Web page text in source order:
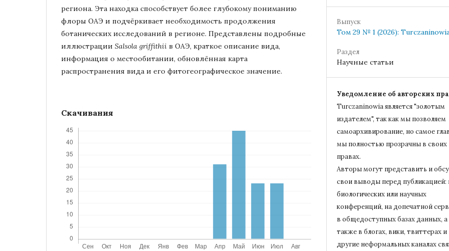
региона. Эта находка способствует более глубокому пониманию
флоры ОАЭ и подчёркивает необходимость продолжения
ботанических исследований в регионе. Представлены подробные
иллюстрации Salsola griffithii в ОАЭ, краткое описание вида,
информация о местообитании, обновлённая карта
распространения вида и его фитогеографическое значение.
Скачивания
Выпуск
Том 29 № 1 (2026):
Раздел
Научные статьи
Уведомление об авторских
Turczaninowiа является "золотым
издателем", так как мы позволяем
самоархивирование, но самое
мы полностью прозрачны в своих
правах.
Авторы могут представить и
свои выводы перед публикацией:
биологических или научных
конференций, на допечатной
в общедоступных базах данных, а
также в блогах, вики, твиттерах и
другие неформальных каналах